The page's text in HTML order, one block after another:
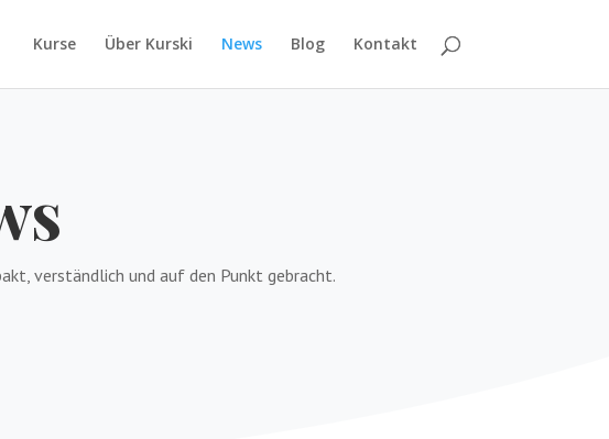
Kurse Über Kurski News Blog Kontakt
verständlich und auf den Punkt gebracht.